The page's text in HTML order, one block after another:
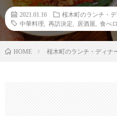
2021.01.16
桜木町のランチ・
中華料理
再訪決定 居酒屋 食べ
HOME 桜木町のランチ・ディナ